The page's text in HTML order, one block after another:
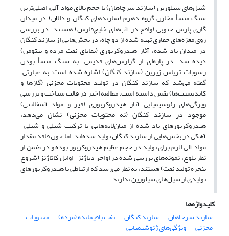
شیل‌های سیلورین (سازند سرچاهان) با حجم بالای مواد آلی، اصلی‌ترین
سنگ منشأ مخازن گروه دهرم (سازندهای کنگان و دالان) در میدان
گازی پارس جنوبی (واقع در آب‌های خلیج‌فارس) هستند. در بررسی
روی مغزه‌های حفاری تهیه شده از دو چاه، در بخش‌هایی از سازند کنگان
در میدان یاد شده، آثار هیدروکربوری (بقایای نفت مرده و بیتومن)
دیده شد. در پاره‌ای از گزارش‌های قدیمی، به سنگ منشأ بودن
رسوبات تریاس زیرین (سازند کنگان) اشاره شده است؛ به عبارتی،
گفته می‌شد که سازند کنگان در تولید محتویات مخزنی (گازها و
کاندنسیت‌ها) نقش داشته است. مطالعه اخیر در قالب شناخت و بررسی
ویژگی‌های ژئوشیمیایی آثار هیدروکربوری (قیر و مواد آسفالتنی)
موجود در سازند کنگان (نه محتویات مخزنی) نشان می‌دهد،
هیدروکربورهای یاد شده از میان‌لایه‌هایی با ترکیب شیلی و شیلی-
آهکی در بخش‌‌هایی از سازند کنگان تولید شده‌اند، اما چون فاقد مقدار
مواد آلی لازم برای تولید در حجم عظیم هیدروکربور بوده و در ضمن از
نظر بلوغ، نمونه‌های بررسی شده در اواخر دیاژنز- اوایل کاتاژنز (شروع
پنجره تولید نفت) هستند، به نظر می‌رسد که ارتباطی با هیدروکربورهای
تولیدی از شیل‌های سیلورین ندارند.
کلیدواژه‌ها
سازند سرچاهان
سازند کنگان نفت باقیمانده (مرده) محتویات
مخزنی
ویژگی‌های ژئوشیمیایی